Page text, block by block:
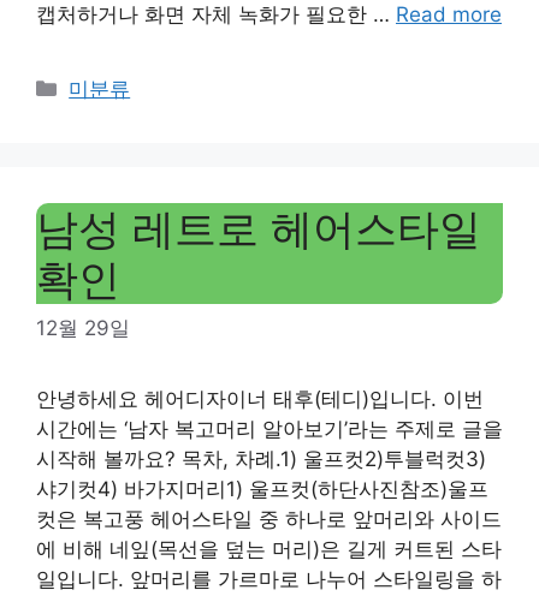
캡처하거나 화면 자체 녹화가 필요한 … Read more
Categories
미분류
남성 레트로 헤어스타일
확인
12월 29일
안녕하세요 헤어디자이너 태후(테디)입니다. 이번
시간에는 ‘남자 복고머리 알아보기’라는 주제로 글을
시작해 볼까요? 목차, 차례.1) 울프컷2)투블럭컷3)
샤기컷4) 바가지머리1) 울프컷(하단사진참조)울프
컷은 복고풍 헤어스타일 중 하나로 앞머리와 사이드
에 비해 네잎(목선을 덮는 머리)은 길게 커트된 스타
일입니다. 앞머리를 가르마로 나누어 스타일링을 하